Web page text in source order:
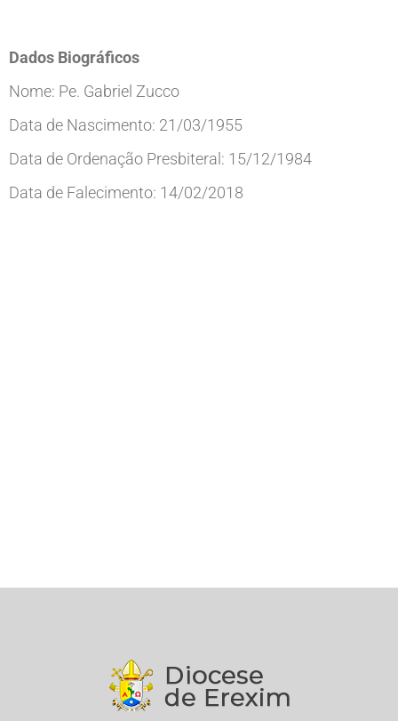
Dados Biográficos
Nome: Pe. Gabriel Zucco
Data de Nascimento: 21/03/1955
Data de Ordenação Presbiteral: 15/12/1984
Data de Falecimento: 14/02/2018